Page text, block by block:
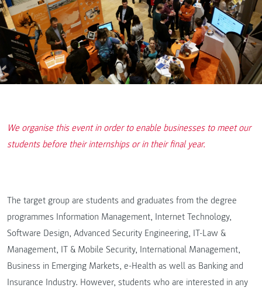
We organise this event in order to enable businesses to meet our
students before their internships or in their final year.
The target group are students and graduates from the degree
programmes Information Management, Internet Technology,
Software Design, Advanced Security Engineering, IT-Law &
Management, IT & Mobile Security, International Management,
Business in Emerging Markets, e-Health as well as Banking and
Insurance Industry. However, students who are interested in any